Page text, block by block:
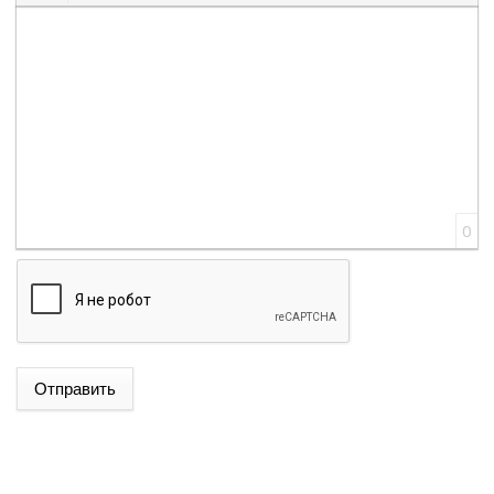
Вставить смайлик
Вставка скрытого текста
Вставка цитаты
Вставка спойлера
0
Отправить